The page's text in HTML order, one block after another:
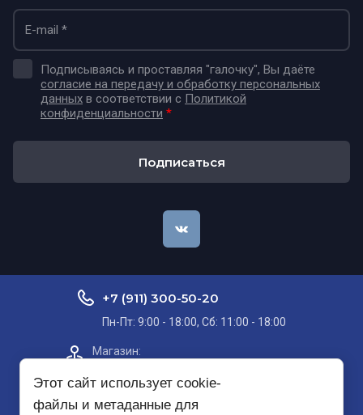
Подписываясь и проставляя "галочку", Вы даёте
согласие на передачу и обработку персональных
данных в соответствии с Политикой
конфиденциальности *
Подписаться
+7 (911) 300-50-20
Пн-Пт: 9:00 - 18:00, Сб: 11:00 - 18:00
Магазин:​
этаж
Этот сайт использует cookie-
файлы и метаданные для